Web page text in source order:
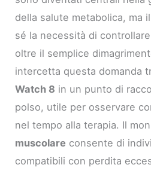
della salute metabolica, ma
sé la necessità di
oltre il semplice
intercetta questa domanda
Watch 8 in un punto di
polso, utile per osservare
nel tempo alla terapia. Il
muscolare consente di
compatibili con perdita